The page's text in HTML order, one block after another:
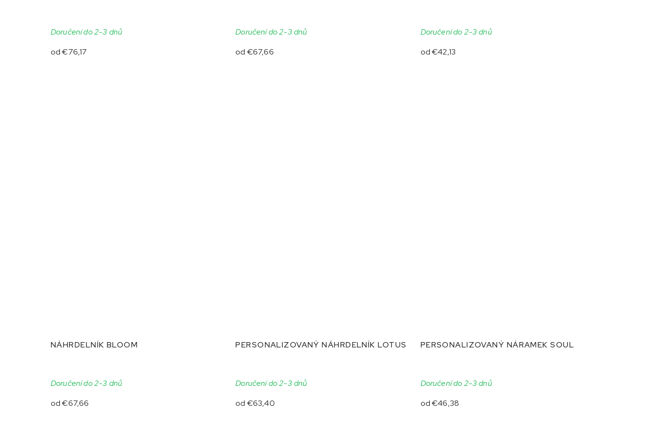
Doručení do 2-3 dnů
od€76,17
Doručení do 2-3 dnů
od €67,66
Doručení do 2-3 dnů
od€42,13
NÁHRDELNÍK BLOOM
Doručení do 2-3 dnů
od€67,66
PERSONALIZOVANÝ NÁHRDELNÍK LOTUS
Doručení do 2-3 dnů
od €63,40
PERSONALIZOVANÝ NÁRAMEK SOUL
Doručení do 2-3 dnů
od€46,38